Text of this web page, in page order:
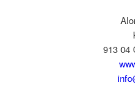
913 04